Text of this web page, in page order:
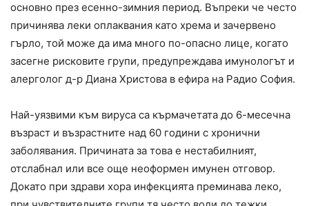
основно през есенно-зимния период. Въпреки че често
причинява леки оплаквания като хрема и зачервено
гърло, той може да има много по-опасно лице, когато
засегне рисковите групи, предупреждава имунологът и
алерголог д-р Диана Христова в ефира на Радио София.
Най-уязвими към вируса са кърмачетата до 6-месечна
възраст и възрастните над 60 години с хронични
заболявания. Причината за това е нестабилният,
отслабнал или все още неоформен имунен отговор.
Докато при здрави хора инфекцията преминава леко,